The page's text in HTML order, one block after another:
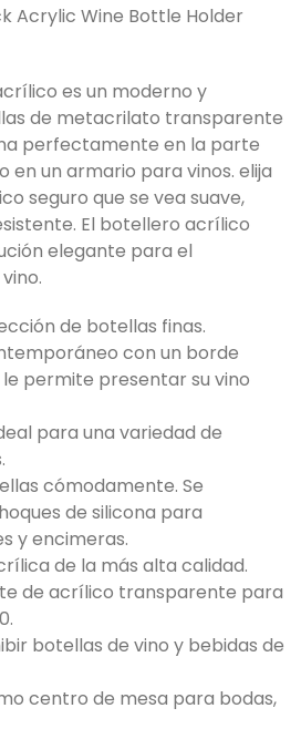
Acrylic Wine Bottle Holder
es un moderno y
de metacrilato transparente
perfectamente en la parte
en un armario para vinos. elija
seguro que se vea suave,
El botellero acrílico
elegante para el
de botellas finas.
con un borde
permite presentar su vino
para una variedad de
cómodamente. Se
de silicona para
y encimeras.
de la más alta calidad.
de acrílico transparente para
botellas de vino y bebidas de
centro de mesa para bodas,